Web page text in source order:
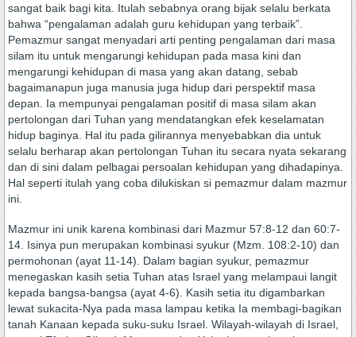
sangat baik bagi kita. Itulah sebabnya orang bijak selalu berkata
bahwa “pengalaman adalah guru kehidupan yang terbaik”.
Pemazmur sangat menyadari arti penting pengalaman dari masa
silam itu untuk mengarungi kehidupan pada masa kini dan
mengarungi kehidupan di masa yang akan datang, sebab
bagaimanapun juga manusia juga hidup dari perspektif masa
depan. Ia mempunyai pengalaman positif di masa silam akan
pertolongan dari Tuhan yang mendatangkan efek keselamatan
hidup baginya. Hal itu pada gilirannya menyebabkan dia untuk
selalu berharap akan pertolongan Tuhan itu secara nyata sekarang
dan di sini dalam pelbagai persoalan kehidupan yang dihadapinya.
Hal seperti itulah yang coba dilukiskan si pemazmur dalam mazmur
ini.
Mazmur ini unik karena kombinasi dari Mazmur 57:8-12 dan 60:7-
14. Isinya pun merupakan kombinasi syukur (Mzm. 108:2-10) dan
permohonan (ayat 11-14). Dalam bagian syukur, pemazmur
menegaskan kasih setia Tuhan atas Israel yang melampaui langit
kepada bangsa-bangsa (ayat 4-6). Kasih setia itu digambarkan
lewat sukacita-Nya pada masa lampau ketika Ia membagi-bagikan
tanah Kanaan kepada suku-suku Israel. Wilayah-wilayah di Israel,